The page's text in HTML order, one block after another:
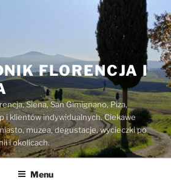
FLORENCJA I
Siena, San Gimignano, Piza,
i klientów indywidualnych. Ciekawe
muzea, degustacje, wycieczki po
i okolicach.
Menu